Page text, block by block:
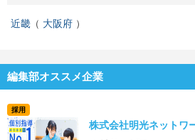
近畿 大阪府
編集部オススメ企業
採用
株式会社明光ネットワ